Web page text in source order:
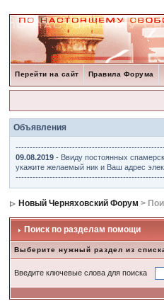
Перейти на сайт Правила Форума
Объявления
09.08.2019 - Ввиду постоянных
укажите желаемый ник и Ваш адрес
Новый Черняховский Форум >
Поиск по разделам помощи
Выберите нужный раздел из
Введите ключевые слова для поиска